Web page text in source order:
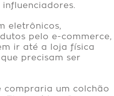
eletrônicos,
pelo e-commerce,
ir até a loja física
precisam ser
compraria um colchão